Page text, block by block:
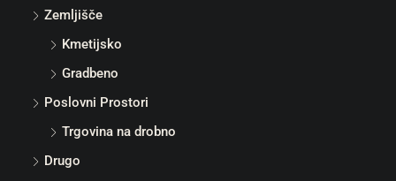
Zemljišče
Kmetijsko
Gradbeno
Poslovni Prostori
Trgovina na drobno
Drugo